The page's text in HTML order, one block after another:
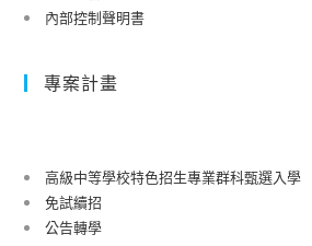
內部控制聲明書
專案計畫
高級中等學校特色招生專業群科甄選入學
免試續招
公告轉學